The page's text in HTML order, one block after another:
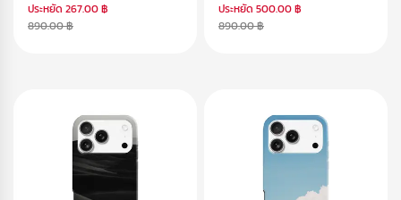
ประหยัด 267.00 ฿
890.00 ฿
ประหยัด 500.00 ฿
890.00 ฿